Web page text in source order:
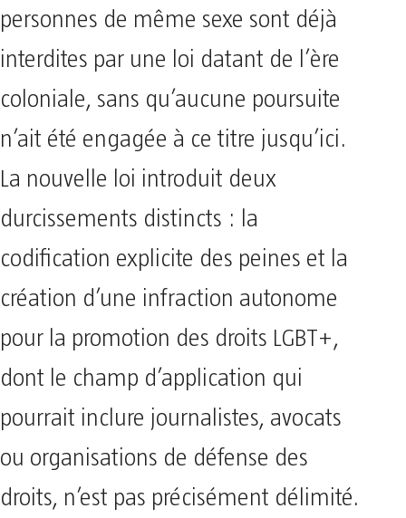
personnes de même sexe sont déjà
interdites par une loi datant de l’ère
coloniale, sans qu’aucune poursuite
n’ait été engagée à ce titre jusqu’ici.
La nouvelle loi introduit deux
durcissements distincts : la
codification explicite des peines et la
création d’une infraction autonome
pour la promotion des droits LGBT+,
dont le champ d’application qui
pourrait inclure journalistes, avocats
ou organisations de défense des
droits, n’est pas précisément délimité.